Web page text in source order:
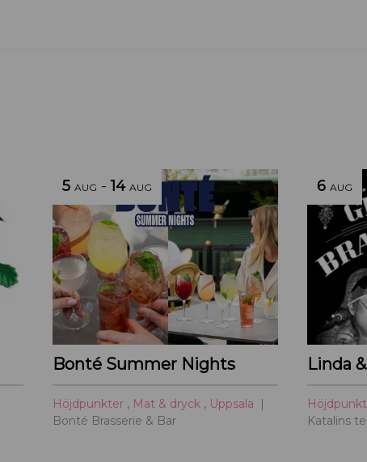
5 AUG -14 AUG
Bonté Summer Nights
Höjdpunkter , Mat & dryck , Uppsala
Bonté Brasserie & Bar
6 AUG
Katalins